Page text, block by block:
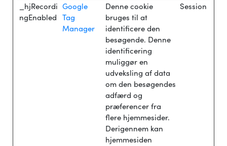
_hjRecordi
ngEnabled
Google
Tag
Manager
Denne cookie
bruges til at
identificere den
besøgende. Denne
identificering
muliggør en
udveksling af data
om den besøgendes
adfærd og
præferencer fra
flere hjemmesider.
Derigennem kan
hjemmesiden
Session